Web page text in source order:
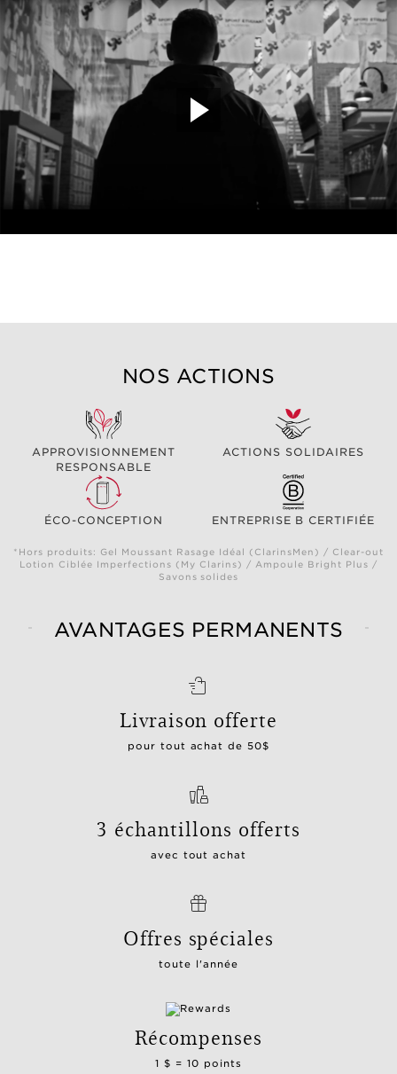
NOS ACTIONS
APPROVISIONNEMENT
RESPONSABLE
ACTIONS SOLIDAIRES
ÉCO-CONCEPTION ENTREPRISE B CERTIFIÉE
*Hors produits: Gel Moussant Rasage Idéal (ClarinsMen) / Clear-out
Lotion Ciblée Imperfections (My Clarins) / Ampoule Bright Plus /
Savons solides
AVANTAGES PERMANENTS
Livraison offerte
pour tout achat de 50$
3 échantillons offerts
avec tout achat
Offres spéciales
toute l'année
Récompenses
1 $ = 10 points